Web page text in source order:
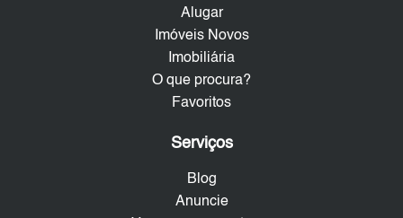
Alugar
Imóveis Novos
Imobiliária
O que procura?
Favoritos
Serviços
Blog
Anuncie